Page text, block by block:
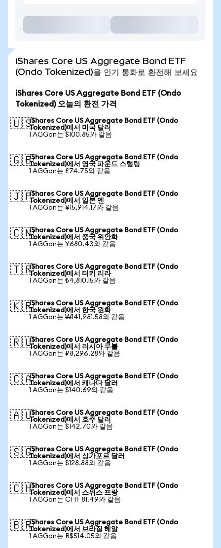
iShares Core US Aggregate Bond ETF
(Ondo Tokenized)을 인기 통화로 환전해 보세요
iShares Core US Aggregate Bond ETF (Ondo
Tokenized) 오늘의 환전 가격
🇺🇸iShares Core US Aggregate Bond ETF (Ondo
Tokenized)에서 미국 달러
1 AGGon는 $100.85와 같음
🇬🇧iShares Core US Aggregate Bond ETF (Ondo
Tokenized)에서 영국 파운드 스털링
1 AGGon는 £74.75와 같음
🇯🇵iShares Core US Aggregate Bond ETF (Ondo
Tokenized)에서 일본 엔
1 AGGon는 ¥15,914.17와 같음
🇨🇳iShares Core US Aggregate Bond ETF (Ondo
Tokenized)에서 중국 위안화
1 AGGon는 ¥680.43와 같음
🇹🇷iShares Core US Aggregate Bond ETF (Ondo
Tokenized)에서 터키 리라
1 AGGon는 ₺4,810.15와 같음
🇰🇷iShares Core US Aggregate Bond ETF (Ondo
Tokenized)에서 한국 원화
1 AGGon는 ₩141,981.58와 같음
🇷🇺iShares Core US Aggregate Bond ETF (Ondo
Tokenized)에서 러시아 루블
1 AGGon는 ₽8,296.28와 같음
🇨🇦iShares Core US Aggregate Bond ETF (Ondo
Tokenized)에서 캐나다 달러
1 AGGon는 $140.69와 같음
🇦🇺iShares Core US Aggregate Bond ETF (Ondo
Tokenized)에서 호주 달러
1 AGGon는 $142.70와 같음
🇸🇬iShares Core US Aggregate Bond ETF (Ondo
Tokenized)에서 싱가포르 달러
1 AGGon는 $128.88와 같음
🇨🇭iShares Core US Aggregate Bond ETF (Ondo
Tokenized)에서 스위스 프랑
1 AGGon는 CHF 81.49와 같음
🇧🇷iShares Core US Aggregate Bond ETF (Ondo
Tokenized)에서 브라질 헤알
1 AGGon는 R$514.05와 같음